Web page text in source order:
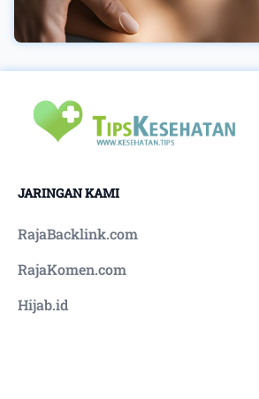
JARINGAN KAMI
RajaBacklink.com
RajaKomen.com
Hijab.id